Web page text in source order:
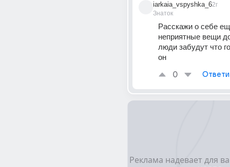
iarkaia_vspyshka_6
Знаток
2г
Расскажи о себе
неприятные вещи
люди забудут что
он
0